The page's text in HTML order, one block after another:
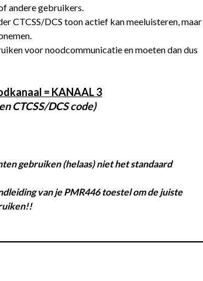
andere gebruikers.
CTCSS/DCS toon actief kan meeluisteren, maar
voor noodcommunicatie en moeten dan dus
= KANAAL 3
CTCSS/DCS code)
gebruiken (helaas) niet het standaard
van je PMR446 toestel om de juiste